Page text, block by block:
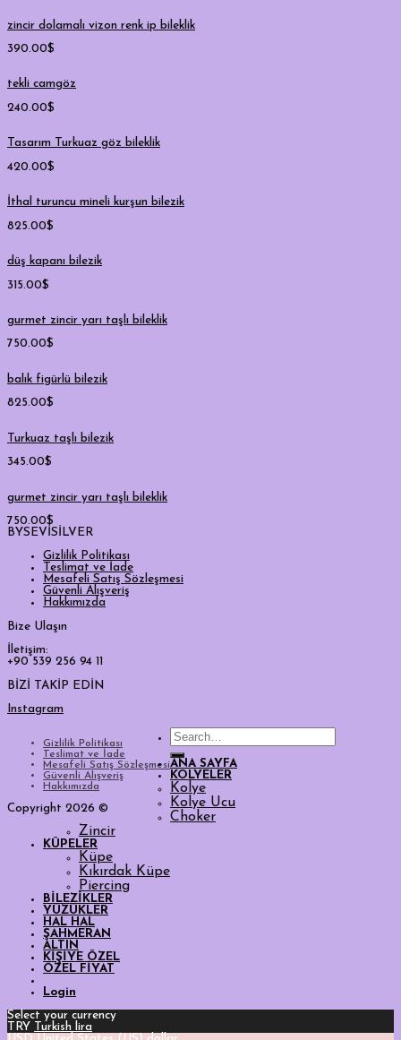
zincir dolamalı vizon renk ip bileklik
390.00$
tekli camgöz
240.00$
Tasarım Turkuaz göz bileklik
420.00$
İthal turuncu mineli kurşun bilezik
825.00$
düş kapanı bilezik
315.00$
gurmet zincir yarı taşlı bileklik
750.00$
balık figürlü bilezik
825.00$
Turkuaz taşlı bilezik
345.00$
gurmet zincir yarı taşlı bileklik
750.00$
BYSEVİSİLVER
Gizlilik Politikası
Teslimat ve İade
Mesafeli Satış Sözleşmesi
Güvenli Alışveriş
Hakkımızda
Bize Ulaşın
İletişim:
+90 539 256 94 11
BİZİ TAKİP EDİN
Instagram
Gizlilik Politikası
Teslimat ve İade
Mesafeli Satış Sözleşmesi
Güvenli Alışveriş
Hakkımızda
Copyright 2026 ©
Search
for:
ANA SAYFA
KOLYELER
Kolye
Kolye Ucu
Choker
Zincir
KÜPELER
Küpe
Kıkırdak Küpe
Piercing
BİLEZİKLER
YÜZÜKLER
HAL HAL
ŞAHMERAN
ALTIN
KİŞİYE ÖZEL
ÖZEL FİYAT
Login
Select your currency
TRY
Turkish lira